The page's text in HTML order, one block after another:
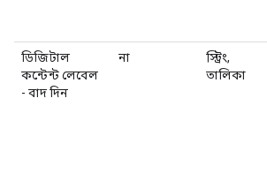
ডিজিটাল
কন্টেন্ট লেবেল
- বাদ দিন
না
স্ট্রিং,
তালিকা